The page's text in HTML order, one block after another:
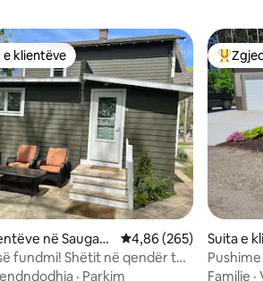
klientëve
klientëve
në Saugatu
Vlerësimi mesatar
4,86 (265)
fundmi! Shëtit në qendër të
· Parkim
Më të
Suita e
Familje ·